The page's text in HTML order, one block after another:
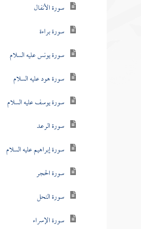
سورة الأنفال
سورة براءة
سورة يونس عليه السلام
سورة هود عليه السلام
سورة يوسف عليه السلام
سورة الرعد
سورة إبراهيم عليه السلام
سورة الحجر
سورة النحل
سورة الإسراء